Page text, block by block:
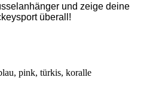
und zeige deine
überall!
pink, türkis, koralle